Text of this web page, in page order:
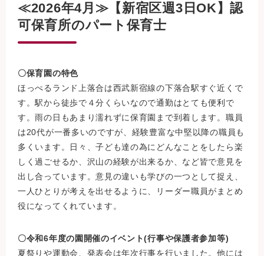
≪2026年4月≫【新宿区週3日OK】認
可保育所のパート保育士
〇保育園の特色
ほっぺるランド上落合は西武新宿線の下落合駅すぐ近くで
す。駅から徒歩で４分くらいなので通勤はとても便利で
す。雨の日もあまり濡れずに保育園まで到着します。職員
は20代が一番多いのですが、経験豊富な中堅以降の職員も
多くいます。日々、子ども達の為にどんなことをしたら楽
しく過ごせるか、沢山の経験が出来るか、など皆で意見を
出し合っています。意見の違いも学びの一つとして捉え、
一人ひとりが考えを出せるように、リーダー職員がまとめ
役になってくれています。
〇令和6年度の園開催のイベント(行事や保護者参加等)
夏祭りや運動会、発表会は年次行事を行いました。他には